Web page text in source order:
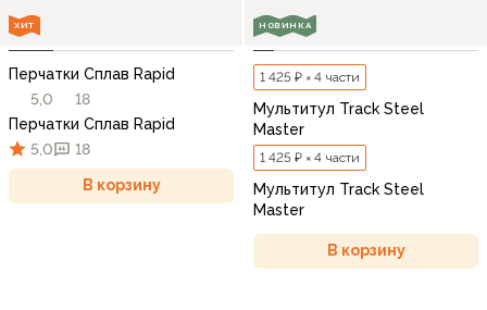
ХИТ
Перчатки Сплав Rapid
5,0
18
Перчатки Сплав Rapid
5,0
18
В корзину
НОВИНКА
1 425 ₽ × 4 части
Мультитул Track Steel
Master
1 425 ₽ × 4 части
Мультитул Track Steel
Master
В корзину